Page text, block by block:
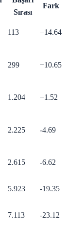
Sırası
Fark
113 +14.64
299 +10.65
1.204 +1.52
2.225 -4.69
2.615 -6.62
5.923 -19.35
7.113 -23.12